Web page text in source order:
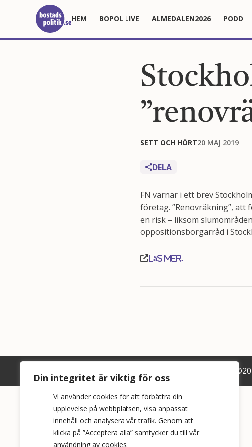
Din integritet är viktig för oss
Vi använder cookies för att förbättra din
upplevelse på webbplatsen, visa anpassat
innehåll och analysera vår trafik. Genom att
klicka på ”Acceptera alla” samtycker du till vår
användning av cookies.
HEM BOPOL LIVE ALMEDALEN2026 PODD
SETT OCH HÖRT20 MAJ 2019
DELA
FN varnar i ett brev
företag. ”Renovräkning”,
en risk – liksom
oppositionsborgarråd i
Läs mer.
©